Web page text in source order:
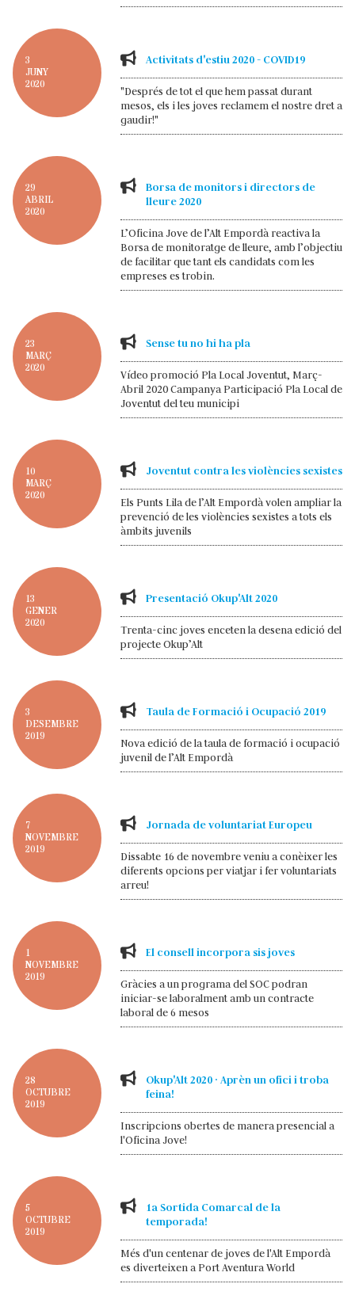
3
JUNY
2020
Activitats d'estiu 2020 - COVID19
"Després de tot el que hem passat durant
mesos, els i les joves reclamem el nostre dret a
gaudir!"
29
ABRIL
2020
Borsa de monitors i directors de
lleure 2020
L’Oficina Jove de l’Alt Empordà reactiva la
Borsa de monitoratge de lleure, amb l’objectiu
de facilitar que tant els candidats com les
empreses es trobin.
23
MARÇ
2020
Sense tu no hi ha pla
Vídeo promoció Pla Local Joventut, Març-
Abril 2020 Campanya Participació Pla Local de
Joventut del teu municipi
10
MARÇ
2020
Joventut contra les violències sexistes
Els Punts Lila de l’Alt Empordà volen ampliar la
prevenció de les violències sexistes a tots els
àmbits juvenils
13
GENER
2020
Presentació Okup'Alt 2020
Trenta-cinc joves enceten la desena edició del
projecte Okup’Alt
3
DESEMBRE
2019
Taula de Formació i Ocupació 2019
Nova edició de la taula de formació i ocupació
juvenil de l’Alt Empordà
7
NOVEMBRE
2019
Jornada de voluntariat Europeu
Dissabte 16 de novembre veniu a conèixer les
diferents opcions per viatjar i fer voluntariats
arreu!
1
NOVEMBRE
2019
El consell incorpora sis joves
Gràcies a un programa del SOC podran
iniciar-se laboralment amb un contracte
laboral de 6 mesos
28
OCTUBRE
2019
Okup'Alt 2020 · Aprèn un ofici i troba
feina!
Inscripcions obertes de manera presencial a
l'Oficina Jove!
5
OCTUBRE
2019
1a Sortida Comarcal de la
temporada!
Més d'un centenar de joves de l'Alt Empordà
es diverteixen a Port Aventura World